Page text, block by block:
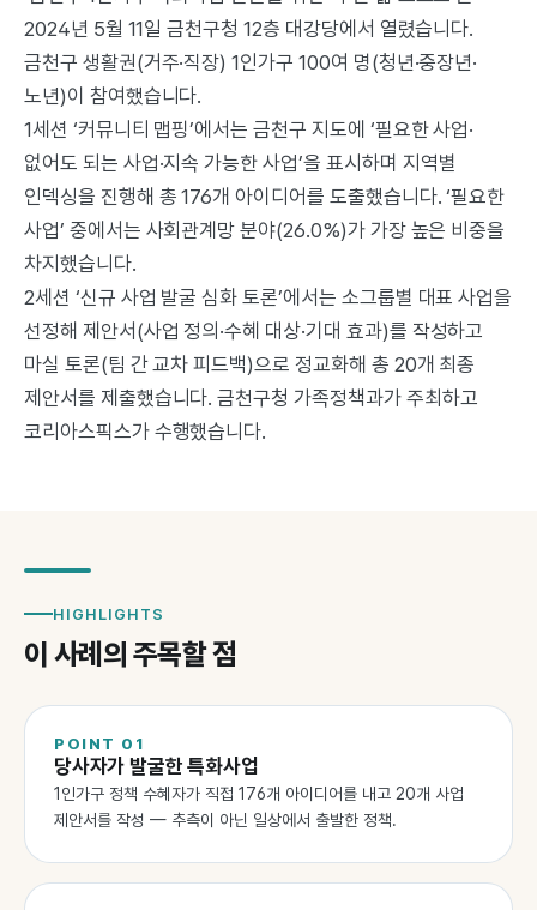
2024년 5월 11일 금천구청 12층 대강당에서 열렸습니다.
금천구 생활권(거주·직장) 1인가구 100여 명(청년·중장년·
노년)이 참여했습니다.
1세션 ‘커뮤니티 맵핑’에서는 금천구 지도에 ‘필요한 사업·
없어도 되는 사업·지속 가능한 사업’을 표시하며 지역별
인덱싱을 진행해 총 176개 아이디어를 도출했습니다. ‘필요한
사업’ 중에서는 사회관계망 분야(26.0%)가 가장 높은 비중을
차지했습니다.
2세션 ‘신규 사업 발굴 심화 토론’에서는 소그룹별 대표 사업을
선정해 제안서(사업 정의·수혜 대상·기대 효과)를 작성하고
마실 토론(팀 간 교차 피드백)으로 정교화해 총 20개 최종
제안서를 제출했습니다. 금천구청 가족정책과가 주최하고
코리아스픽스가 수행했습니다.
HIGHLIGHTS
이 사례의 주목할 점
POINT 01
당사자가 발굴한 특화사업
1인가구 정책 수혜자가 직접 176개 아이디어를 내고 20개 사업
제안서를 작성 — 추측이 아닌 일상에서 출발한 정책.